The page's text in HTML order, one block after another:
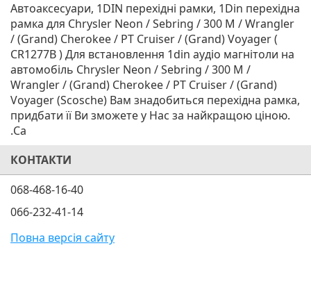
Автоаксесуари, 1DIN перехідні рамки, 1Din перехідна
рамка для Chrysler Neon / Sebring / 300 M / Wrangler
/ (Grand) Cherokee / PT Cruiser / (Grand) Voyager (
CR1277B ) Для встановлення 1din аудіо магнітоли на
автомобіль Chrysler Neon / Sebring / 300 M /
Wrangler / (Grand) Cherokee / PT Cruiser / (Grand)
Voyager (Scosche) Вам знадобиться перехідна рамка,
придбати її Ви зможете у Нас за найкращою ціною.
.Ca
КОНТАКТИ
068-468-16-40
066-232-41-14
Повна версія сайту